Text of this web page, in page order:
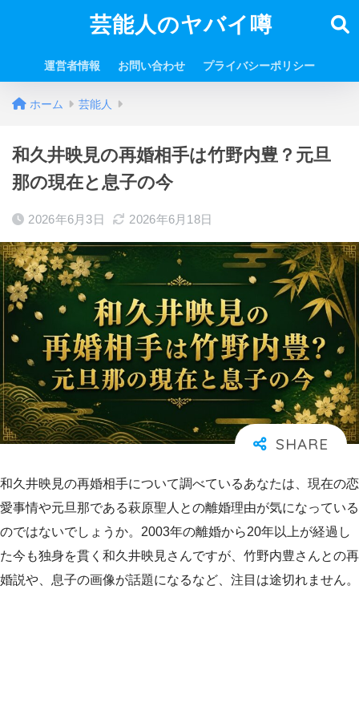
芸能人のヤバイ噂
運営者情報 お問い合わせ プライバシーポリシー
ホーム 芸能人
和久井映見の再婚相手は竹野内豊？元旦
那の現在と息子の今
2026年6月3日 2026年6月18日
和久井映見の再婚相手について調べているあなたは、現在の恋
愛事情や元旦那である萩原聖人との離婚理由が気になっている
のではないでしょうか。2003年の離婚から20年以上が経過し
た今も独身を貫く和久井映見さんですが、竹野内豊さんとの再
婚説や、息子の画像が話題になるなど、注目は途切れません。